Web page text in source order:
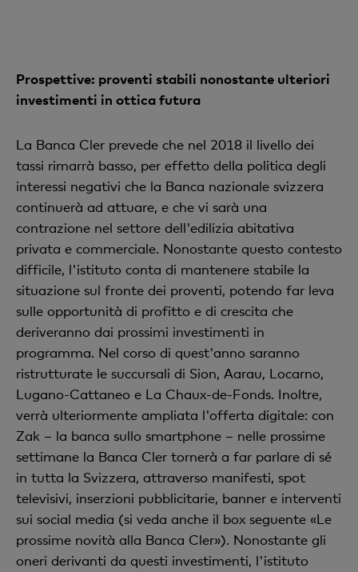
Prospettive: proventi stabili nonostante ulteriori
investimenti in ottica futura
La Banca Cler prevede che nel 2018 il livello dei
tassi rimarrà basso, per effetto della politica degli
interessi negativi che la Banca nazionale svizzera
continuerà ad attuare, e che vi sarà una
contrazione nel settore dell'edilizia abitativa
privata e commerciale. Nonostante questo contesto
difficile, l'istituto conta di mantenere stabile la
situazione sul fronte dei proventi, potendo far leva
sulle opportunità di profitto e di crescita che
deriveranno dai prossimi investimenti in
programma. Nel corso di quest'anno saranno
ristrutturate le succursali di Sion, Aarau, Locarno,
Lugano-Cattaneo e La Chaux-de-Fonds. Inoltre,
verrà ulteriormente ampliata l'offerta digitale: con
Zak – la banca sullo smartphone – nelle prossime
settimane la Banca Cler tornerà a far parlare di sé
in tutta la Svizzera, attraverso manifesti, spot
televisivi, inserzioni pubblicitarie, banner e interventi
sui social media (si veda anche il box seguente «Le
prossime novità alla Banca Cler»). Nonostante gli
oneri derivanti da questi investimenti, l'istituto